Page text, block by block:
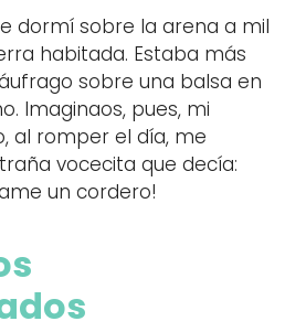
dormí sobre la arena a mil
habitada. Estaba más
sobre una balsa en
Imaginaos, pues, mi
al romper el día, me
vocecita que decía:
un cordero!